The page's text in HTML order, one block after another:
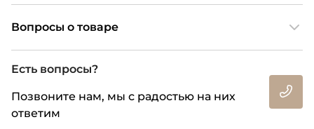
Вопросы о товаре
Есть вопросы?
Позвоните нам, мы с радостью на них
ответим